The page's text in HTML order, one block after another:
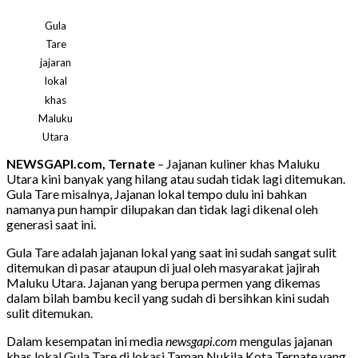
Gula
Tare
jajaran
lokal
khas
Maluku
Utara
NEWSGAPI.com, Ternate – Jajanan kuliner khas Maluku
Utara kini banyak yang hilang atau sudah tidak lagi ditemukan.
Gula Tare misalnya, Jajanan lokal tempo dulu ini bahkan
namanya pun hampir dilupakan dan tidak lagi dikenal oleh
generasi saat ini.
Gula Tare adalah jajanan lokal yang saat ini sudah sangat sulit
ditemukan di pasar ataupun di jual oleh masyarakat jajirah
Maluku Utara. Jajanan yang berupa permen yang dikemas
dalam bilah bambu kecil yang sudah di bersihkan kini sudah
sulit ditemukan.
Dalam kesempatan ini medianewsgapi.com mengulas jajanan